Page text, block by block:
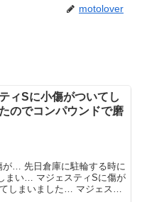
motolover
ィSに小傷がついてし
のでコンパウンドで磨
が… 先日倉庫に駐輪する時に
まい… マジェスティSに傷が
しまいました… マジェステ